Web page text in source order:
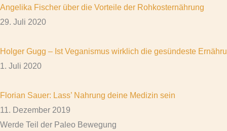
Angelika Fischer über die Vorteile der Rohkosternährung
29. Juli 2020
Holger Gugg – Ist Veganismus wirklich die gesündeste
1. Juli 2020
Florian Sauer: Lass’ Nahrung deine Medizin sein
11. Dezember 2019
Werde Teil der Paleo Bewegung